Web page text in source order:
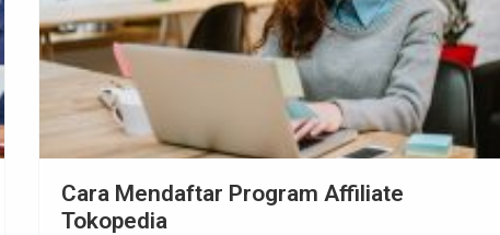
Affiliate Marketer, Peluang Bisnis Masa
Kini